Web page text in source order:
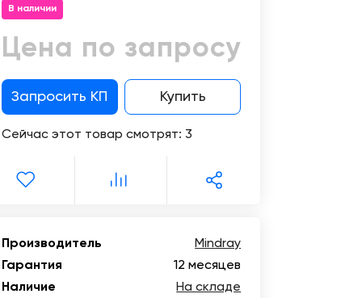
Консалтинг
Trade-
В наличии
Цена по запросу
Запросить КП Купить
Сейчас этот товар смотрят: 3
Производитель
Mindray
Гарантия
12 месяцев
Наличие
На складе